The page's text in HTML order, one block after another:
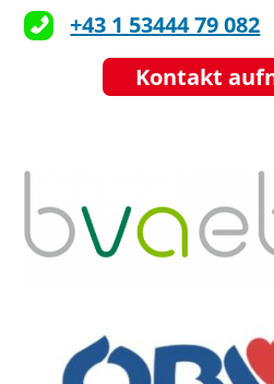
+43 1 53444 79 082
Kontakt